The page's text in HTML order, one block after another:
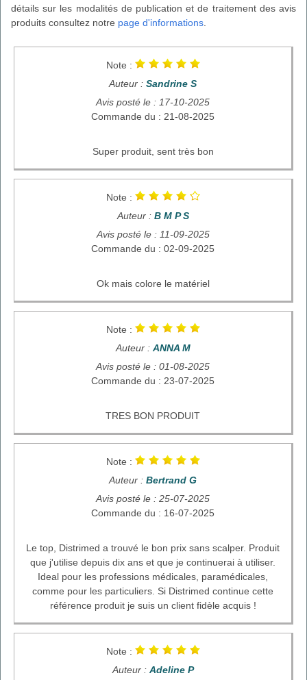
détails sur les modalités de publication et de traitement des avis
produits consultez notre page d'informations
Note :
Auteur : Sandrine S
Avis posté le : 17-10-2025
Commande du : 21-08-2025
Super produit, sent très bon
Note :
Auteur : B M P S
Avis posté le : 11-09-2025
Commande du : 02-09-2025
Ok mais colore le matériel
Note :
Auteur : ANNA M
Avis posté le : 01-08-2025
Commande du : 23-07-2025
TRES BON PRODUIT
Note :
Auteur : Bertrand G
Avis posté le : 25-07-2025
Commande du : 16-07-2025
Le top, Distrimed a trouvé le bon prix sans scalper. Produit
que j'utilise depuis dix ans et que je continuerai à utiliser.
Ideal pour les professions médicales, paramédicales,
comme pour les particuliers. Si Distrimed continue cette
référence produit je suis un client fidèle acquis !
Note :
Auteur : Adeline P